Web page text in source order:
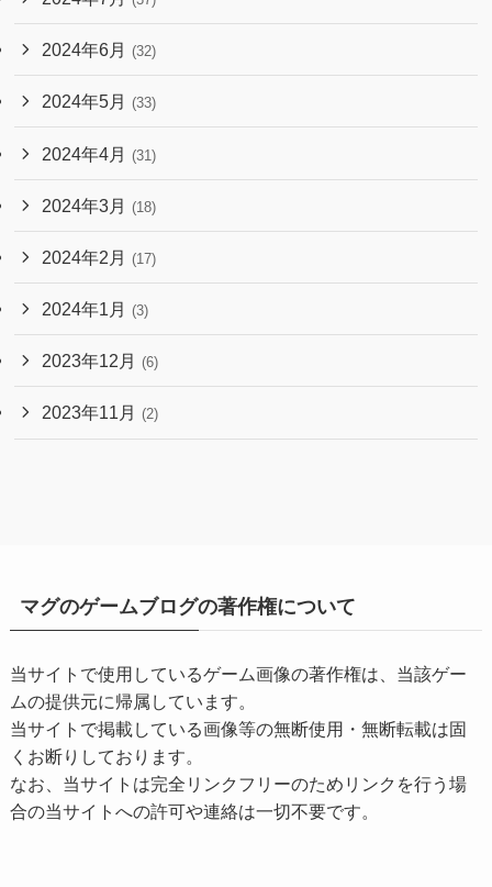
2024年6月 (32)
2024年5月 (33)
2024年4月 (31)
2024年3月 (18)
2024年2月 (17)
2024年1月 (3)
2023年12月 (6)
2023年11月 (2)
マグのゲームブログの著作権について
当サイトで使用しているゲーム画像の著作権は、当該ゲー
ムの提供元に帰属しています。
当サイトで掲載している画像等の無断使用・無断転載は固
くお断りしております。
なお、当サイトは完全リンクフリーのためリンクを行う場
合の当サイトへの許可や連絡は一切不要です。